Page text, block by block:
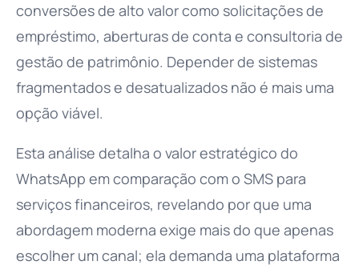
conversões de alto valor como solicitações de
empréstimo, aberturas de conta e consultoria de
gestão de patrimônio. Depender de sistemas
fragmentados e desatualizados não é mais uma
opção viável.
Esta análise detalha o valor estratégico do
WhatsApp em comparação com o SMS para
serviços financeiros, revelando por que uma
abordagem moderna exige mais do que apenas
escolher um canal; ela demanda uma plataforma